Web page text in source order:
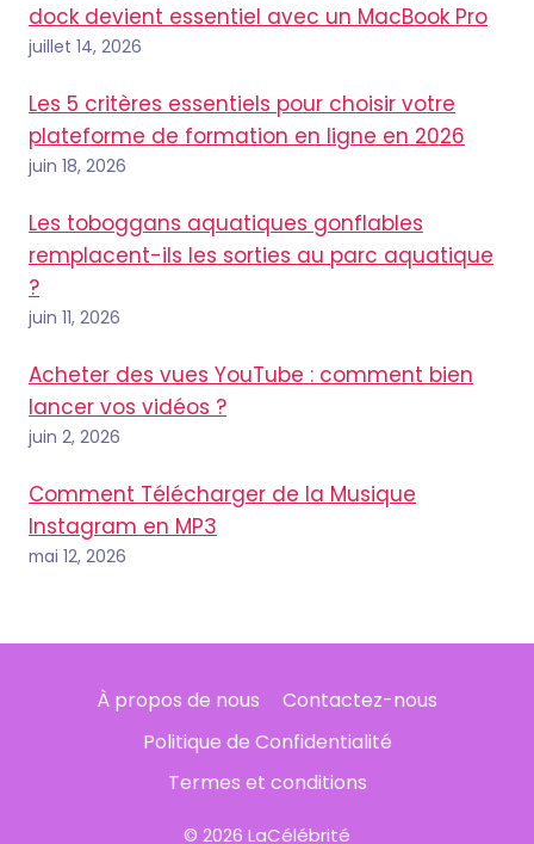
dock devient essentiel avec un MacBook Pro
juillet 14, 2026
Les 5 critères essentiels pour choisir votre
plateforme de formation en ligne en 2026
juin 18, 2026
Les toboggans aquatiques gonflables
remplacent-ils les sorties au parc aquatique
?
juin 11, 2026
Acheter des vues YouTube : comment bien
lancer vos vidéos ?
juin 2, 2026
Comment Télécharger de la Musique
Instagram en MP3
mai 12, 2026
À propos de nous
Contactez-nous
Politique de Confidentialité
Termes et conditions
© 2026 LaCélébrité